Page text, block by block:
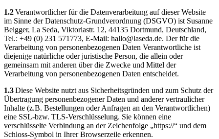
1.2Verantwortlicher für die Datenverarbeitung auf dieser Website
im Sinne der Datenschutz-Grundverordnung (DSGVO) ist Susanne
Beigger, La Seda, Viktoriastr. 12, 44135 Dortmund, Deutschland,
Tel.: +49 (0) 231 571773, E-Mail: hallo@laseda.de. Der für die
Verarbeitung von personenbezogenen Daten Verantwortliche ist
diejenige natürliche oder juristische Person, die allein oder
gemeinsam mit anderen über die Zwecke und Mittel der
Verarbeitung von personenbezogenen Daten entscheidet.
1.3Diese Website nutzt aus Sicherheitsgründen und zum Schutz der
Übertragung personenbezogener Daten und anderer vertraulicher
Inhalte (z.B. Bestellungen oder Anfragen an den Verantwortlichen)
eine SSL-bzw. TLS-Verschlüsselung. Sie können eine
verschlüsselte Verbindung an der Zeichenfolge „https://“ und dem
Schloss-Symbol in Ihrer Browserzeile erkennen.